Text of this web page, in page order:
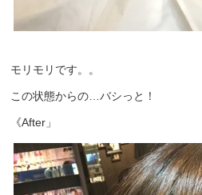
モリモリです。。
この状態からの…バシっと！
《After」